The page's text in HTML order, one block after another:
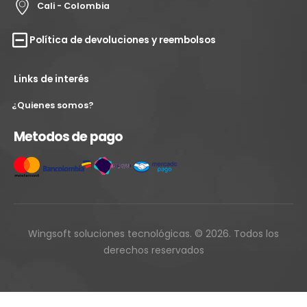
Cali - Colombia
Política de devoluciones y reembolsos
Links de interés
¿Quienes somos?
Metodos de pago
Wingsoft soluciones tecnológicas. © 2026. Todos los
derechos reservados